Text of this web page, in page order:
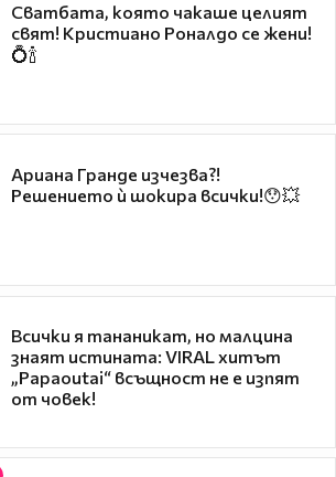
Сватбата, която чакаше целият
свят! Кристиано Роналдо се жени!
💍🍾
Ариана Гранде изчезва?!
Решението ѝ шокира всички!😯💥
Всички я тананикат, но малцина
знаят истината: VIRAL хитът
„Papaoutai“ всъщност не е изпят
от човек!